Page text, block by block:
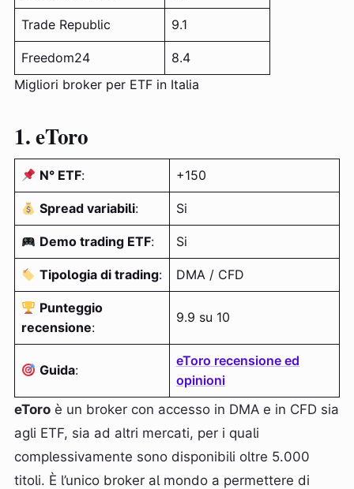
Trade Republic 9.1
Freedom24
8.4
Migliori broker per ETF in Italia
1. eToro
N° ETF: +150
Spread variabili: Si
Demo trading ETF: Si
Tipologia di trading: DMA / CFD
Punteggio
recensione:
9.9 su 10
Guida:
eToro recensione ed
opinioni
eToro è un broker con accesso in DMA e in CFD sia
agli ETF, sia ad altri mercati, per i quali
complessivamente sono disponibili oltre 5.000
titoli. È l’unico broker al mondo a permettere di